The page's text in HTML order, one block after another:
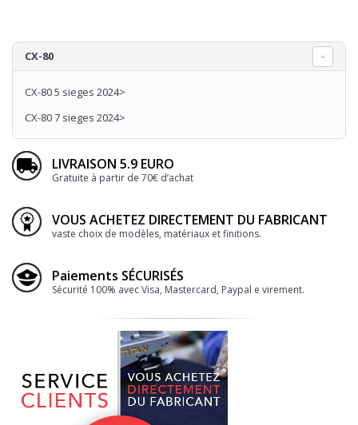
CX-80
CX-80 5 sieges 2024>
CX-80 7 sieges 2024>
LIVRAISON 5.9 EURO
Gratuite à partir de 70€ d’achat
VOUS ACHETEZ DIRECTEMENT DU FABRICANT
vaste choix de modèles, matériaux et finitions.
Paiements SÉCURISÉS
Sécurité 100% avec Visa, Mastercard, Paypal e virement.